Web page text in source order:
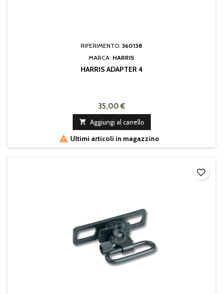
RIFERIMENTO: 360138
MARCA: HARRIS
HARRIS ADAPTER 4
35,00 €
 Aggiungi al carrello
 Ultimi articoli in magazzino
favorite_border